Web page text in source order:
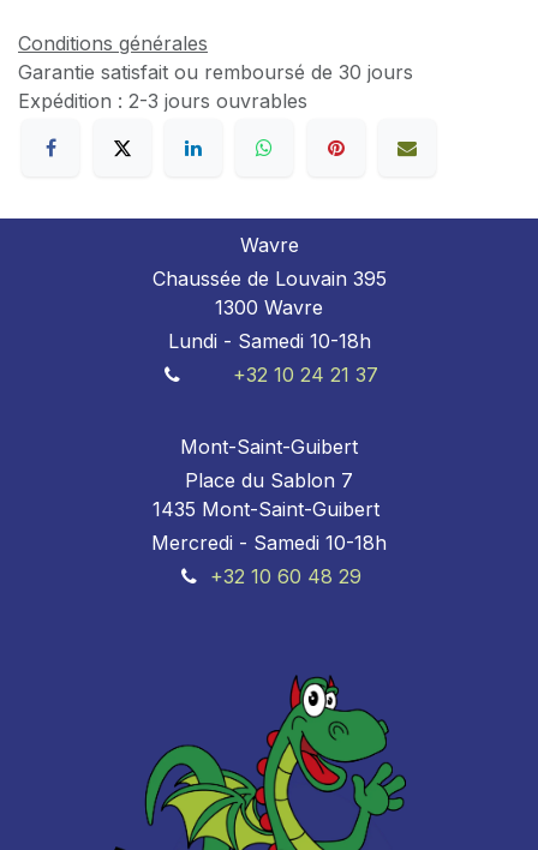
Conditions générales
Garantie satisfait ou remboursé de 30 jours
Expédition : 2-3 jours ouvrables
Wavre
Chaussée de Louvain 395
1300 Wavre
Lundi - Samedi 10-18h
+32 10 24 21 37
Mont-Saint-Guibert
Place du Sablon 7
1435 Mont-Saint-Guibert
Mercredi - Samedi 10-18h
+32 10 60 48 29